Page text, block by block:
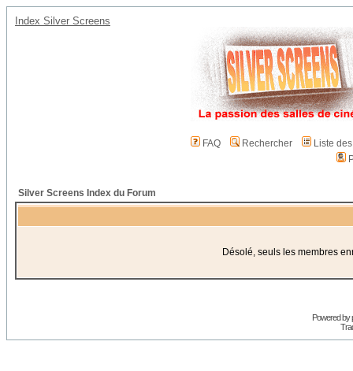
Index Silver Screens
FAQ Rechercher
Liste
Silver Screens Index du Forum
Désolé, seuls les membres
Powered by